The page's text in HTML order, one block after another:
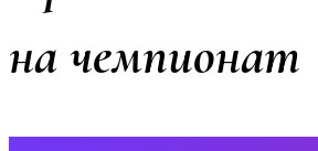
на чемпионат